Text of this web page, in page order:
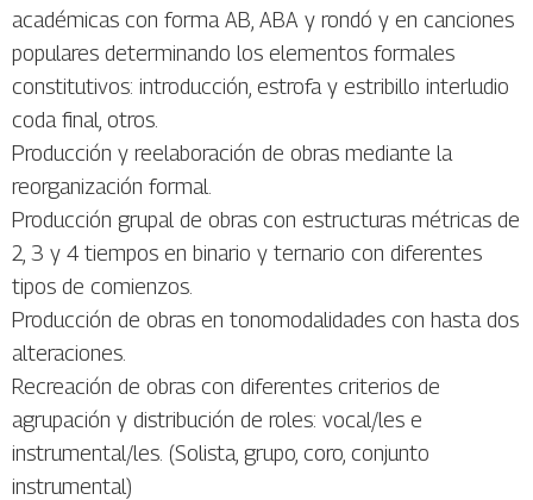
académicas con forma AB, ABA y rondó y en canciones
populares determinando los elementos formales
constitutivos: introducción, estrofa y estribillo interludio
coda final, otros.
Producción y reelaboración de obras mediante la
reorganización formal.
Producción grupal de obras con estructuras métricas de
2, 3 y 4 tiempos en binario y ternario con diferentes
tipos de comienzos.
Producción de obras en tonomodalidades con hasta dos
alteraciones.
Recreación de obras con diferentes criterios de
agrupación y distribución de roles: vocal/les e
instrumental/les. (Solista, grupo, coro, conjunto
instrumental)